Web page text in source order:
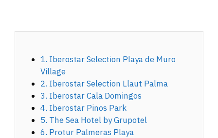
1. Iberostar Selection Playa de Muro
Village
2. Iberostar Selection Llaut Palma
3. Iberostar Cala Domingos
4. Iberostar Pinos Park
5. The Sea Hotel by Grupotel
6. Protur Palmeras Playa